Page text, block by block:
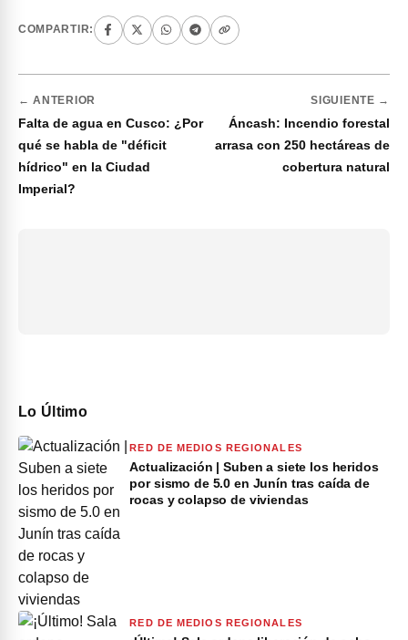
COMPARTIR:
← ANTERIOR
Falta de agua en Cusco: ¿Por
qué se habla de "déficit
hídrico" en la Ciudad
Imperial?
SIGUIENTE →
Áncash: Incendio forestal
arrasa con 250 hectáreas de
cobertura natural
Lo Último
RED DE MEDIOS REGIONALES
Actualización | Suben a siete los heridos
por sismo de 5.0 en Junín tras caída de
rocas y colapso de viviendas
RED DE MEDIOS REGIONALES